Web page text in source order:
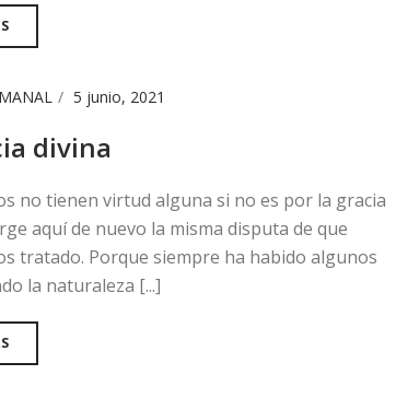
5 junio, 2021
divina
no tienen virtud alguna si no es por la gracia
aquí de nuevo la misma disputa de que
tratado. Porque siempre ha habido algunos
la naturaleza [...]